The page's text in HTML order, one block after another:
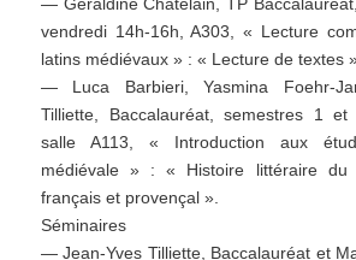
— Géraldine Châtelain, TP
vendredi 14h-16h, A303, « Lecture
latins médiévaux » : « Lecture de textes
— Luca Barbieri, Yasmina Foehr-
Tilliette, Baccalauréat, semestres 1
salle A113, « Introduction aux
médiévale » : « Histoire littéraire du
français et provençal ».
Séminaires
— Jean-Yves Tilliette, Baccalauréat et